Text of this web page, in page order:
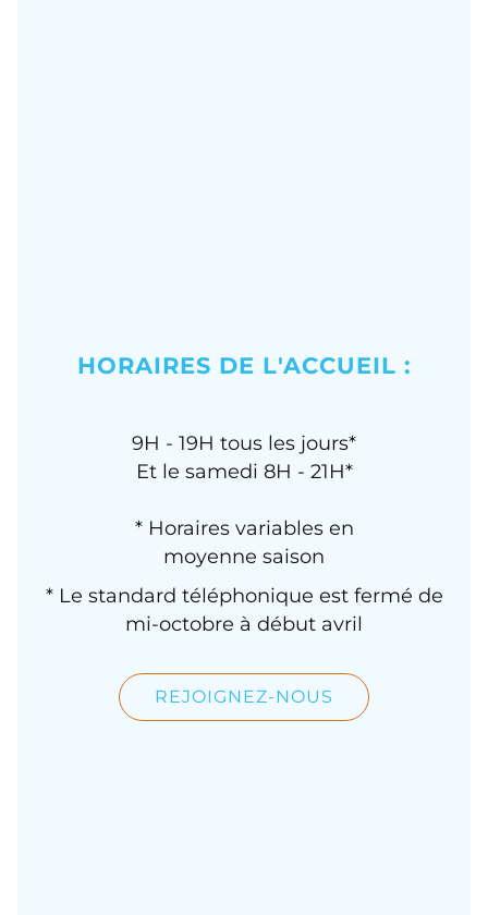
HORAIRES DE L'ACCUEIL :
9H - 19H tous les jours*
Et le samedi 8H - 21H*
* Horaires variables en
moyenne saison
* Le standard téléphonique est fermé de
mi-octobre à début avril
REJOIGNEZ-NOUS